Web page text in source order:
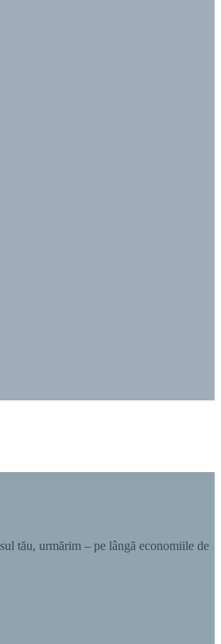
tău, urmărim – pe lângă economiile de